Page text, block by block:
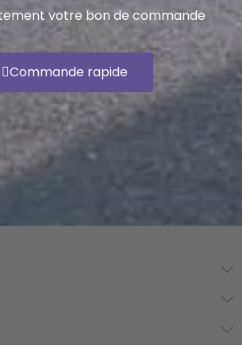
votre bon de commande
Commande rapide